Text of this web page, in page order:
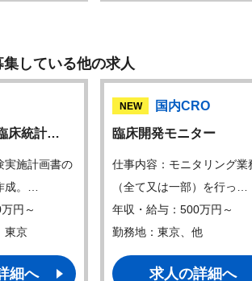
集している他の求人
床統計…
実施計画書の
成。…
円～
東京
細へ
NEW
国内CRO
臨床開発モニター
仕事内容：モニタリング業
（全て又は一部）を行っ…
年収・給与：500万円～
勤務地：東京、他
求人の詳細へ